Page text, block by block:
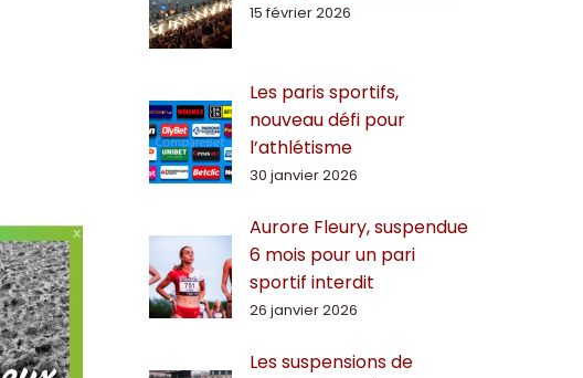
15 février 2026
Les paris sportifs,
nouveau défi pour
l’athlétisme
30 janvier 2026
Aurore Fleury, suspendue
6 mois pour un pari
sportif interdit
26 janvier 2026
Les suspensions de